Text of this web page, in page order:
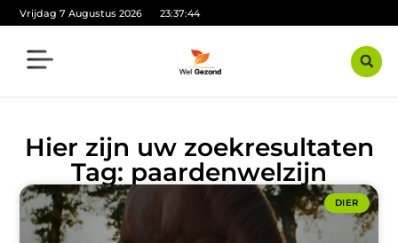
Vrijdag 7 Augustus 2026 23:37:44
Hier zijn uw zoekresultaten
Tag: paardenwelzijn
DIER